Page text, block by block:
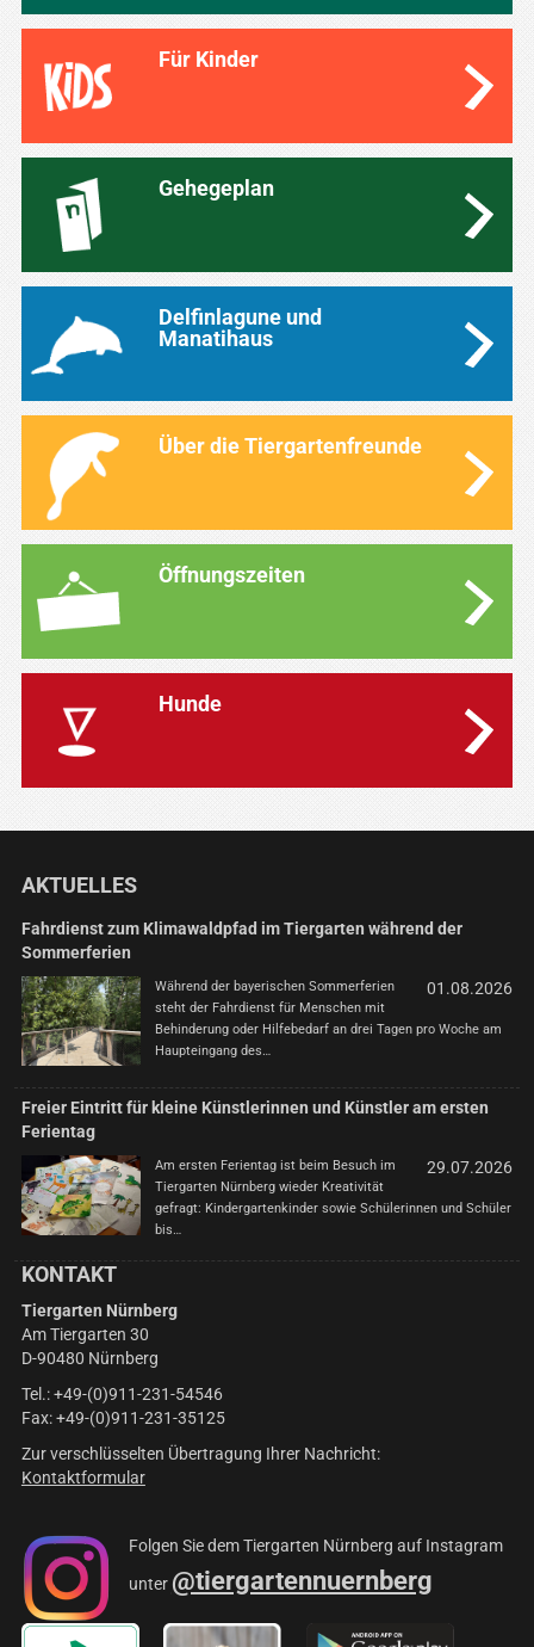
Für Kinder
Gehegeplan
Delfinlagune und
Manatihaus
Über die Tiergartenfreunde
Öffnungszeiten
Hunde
AKTUELLES
Fahrdienst zum Klimawaldpfad im Tiergarten während der
Sommerferien
01.08.2026
Während der bayerischen Sommerferien
steht der Fahrdienst für Menschen mit
Behinderung oder Hilfebedarf an drei Tagen pro Woche am
Haupteingang des…
Freier Eintritt für kleine Künstlerinnen und Künstler am ersten
Ferientag
29.07.2026
Am ersten Ferientag ist beim Besuch im
Tiergarten Nürnberg wieder Kreativität
gefragt: Kindergartenkinder sowie Schülerinnen und Schüler
bis…
KONTAKT
Tiergarten Nürnberg
Am Tiergarten 30
D-90480 Nürnberg
Tel.: +49-(0)911-231-54546
Fax: +49-(0)911-231-35125
Zur verschlüsselten Übertragung Ihrer Nachricht:
Kontaktformular
Folgen Sie dem Tiergarten Nürnberg auf Instagram
unter @tiergartennuernberg